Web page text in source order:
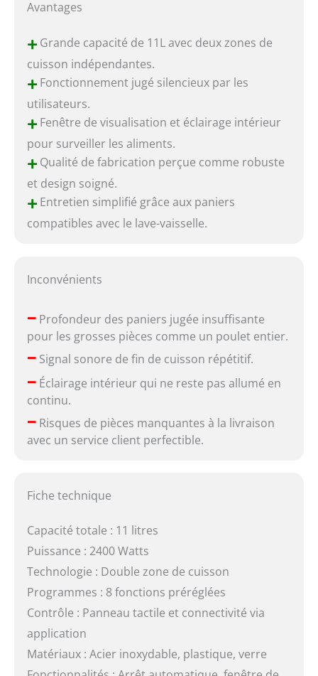
Avantages
+Grande capacité de 11L avec deux zones de
cuisson indépendantes.
+Fonctionnement jugé silencieux par les
utilisateurs.
+Fenêtre de visualisation et éclairage intérieur
pour surveiller les aliments.
+Qualité de fabrication perçue comme robuste
et design soigné.
+Entretien simplifié grâce aux paniers
compatibles avec le lave-vaisselle.
Inconvénients
–Profondeur des paniers jugée insuffisante
pour les grosses pièces comme un poulet entier.
–Signal sonore de fin de cuisson répétitif.
–Éclairage intérieur qui ne reste pas allumé en
continu.
–Risques de pièces manquantes à la livraison
avec un service client perfectible.
Fiche technique
Capacité totale : 11 litres
Puissance : 2400 Watts
Technologie : Double zone de cuisson
Programmes : 8 fonctions préréglées
Contrôle : Panneau tactile et connectivité via
application
Matériaux : Acier inoxydable, plastique, verre